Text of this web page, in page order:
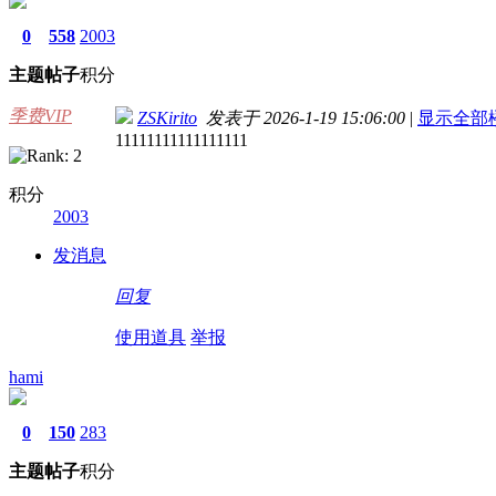
0
主题
558
帖子
2003
积分
季费VIP
积分
2003
发消息
ZSKirito 发表于 2026-1-19 15:06:00 | 显示全部
11111111111111111
回复
使用道具 举报
hami
0
主题
150
帖子
283
积分